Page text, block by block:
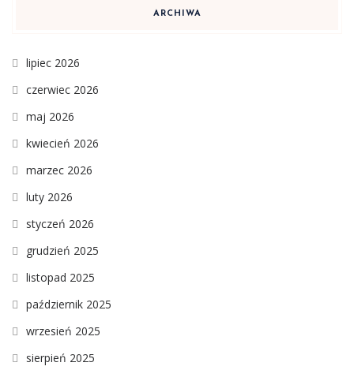
ARCHIWA
lipiec 2026
czerwiec 2026
maj 2026
kwiecień 2026
marzec 2026
luty 2026
styczeń 2026
grudzień 2025
listopad 2025
październik 2025
wrzesień 2025
sierpień 2025